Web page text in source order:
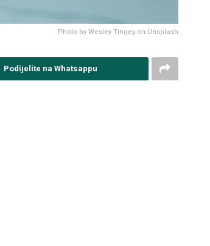
Photo by Wesley Tingey on Unsplash
Podijelite na Whatsappu